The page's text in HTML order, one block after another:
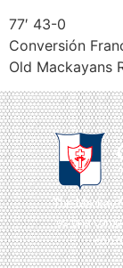
77′ 43-0
Conversión
Old Mackayans
The Mackay
es una
con